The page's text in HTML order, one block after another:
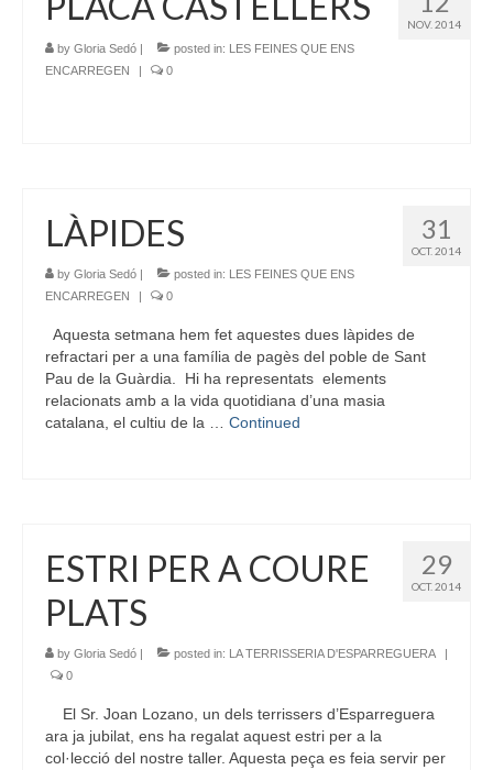
NOV. 2014
by Gloria Sedó | posted in: LES FEINES QUE ENS
ENCARREGEN
| 0
31
OCT. 2014
LÀPIDES
by Gloria Sedó | posted in: LES FEINES QUE ENS
ENCARREGEN
| 0
Aquesta setmana hem fet aquestes dues làpides de
refractari per a una família de pagès del poble de Sant
Pau de la Guàrdia. Hi ha representats elements
relacionats amb a la vida quotidiana d’una masia
catalana, el cultiu de la … Continued
29
OCT. 2014
ESTRI PER A COURE
PLATS
by Gloria Sedó posted in: LA TERRISSERIA D'ESPARREGUERA
0
El Sr. Joan Lozano, un dels terrissers d’Esparreguera
ara ja jubilat, ens ha regalat aquest estri per a la
col·lecció del nostre taller. Aquesta peça es feia servir per